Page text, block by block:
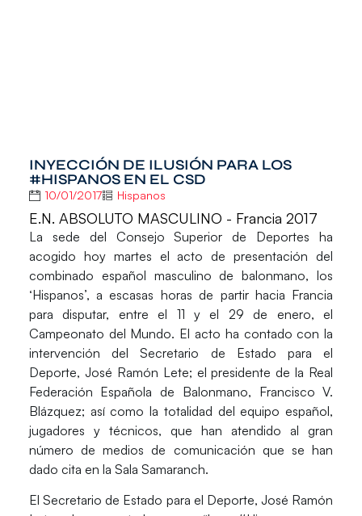
INYECCIÓN DE ILUSIÓN PARA LOS
#HISPANOS EN EL CSD
10/01/2017 Hispanos
E.N. ABSOLUTO MASCULINO - Francia 2017
La sede del Consejo Superior de Deportes ha
acogido hoy martes el acto de presentación del
combinado español masculino de balonmano, los
‘Hispanos’, a escasas horas de partir hacia Francia
para disputar, entre el 11 y el 29 de enero, el
Campeonato del Mundo. El acto ha contado con la
intervención del Secretario de Estado para el
Deporte, José Ramón Lete; el presidente de la Real
Federación Española de Balonmano, Francisco V.
Blázquez; así como la totalidad del equipo español,
jugadores y técnicos, que han atendido al gran
número de medios de comunicación que se han
dado cita en la Sala Samaranch.
El Secretario de Estado para el Deporte, José Ramón